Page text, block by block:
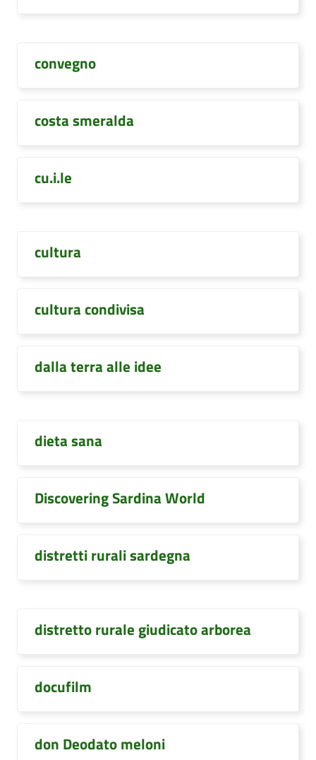
convegno
costa smeralda
cu.i.le
cultura
cultura condivisa
dalla terra alle idee
dieta sana
Discovering Sardina World
distretti rurali sardegna
distretto rurale giudicato arborea
docufilm
don Deodato meloni